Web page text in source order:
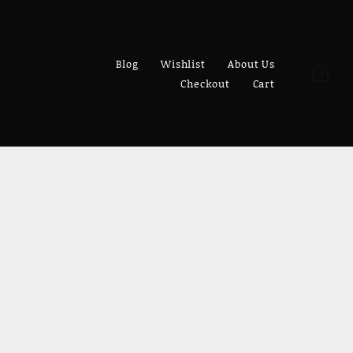
Blog Wishlist
About Us
Checkout
Cart